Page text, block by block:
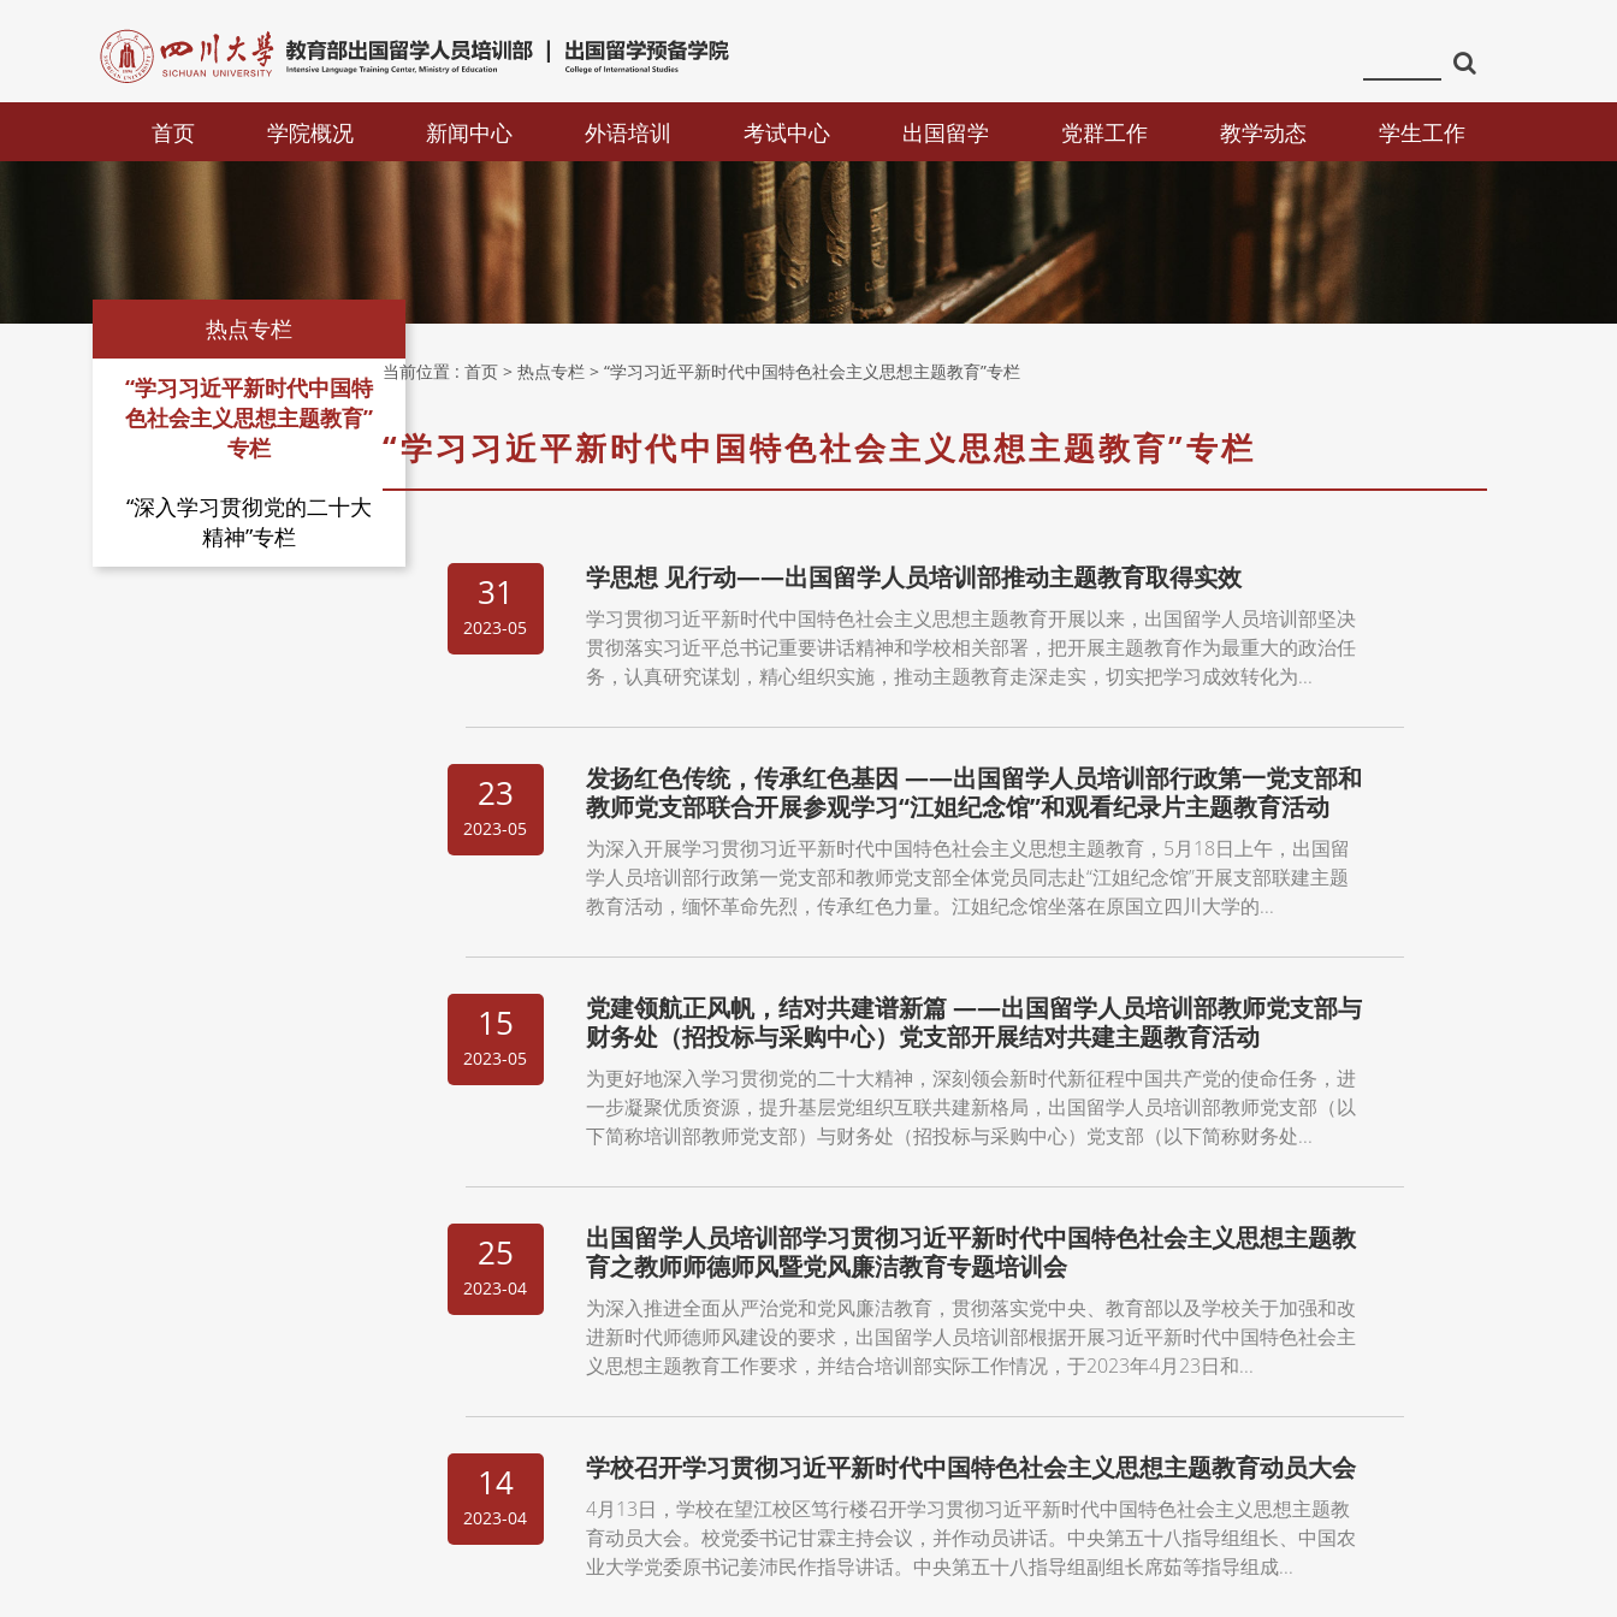
首页 学院概况 新闻中心 外语培训 考试中心 出国留学 党群工作 教学动态 学生工作
热点专栏
“学习习近平新时代中国特
色社会主义思想主题教育”
专栏
“深入学习贯彻党的二十大
精神”专栏
当前位置 : 首页 > 热点专栏 > “学习习近平新时代中国特色社会主义思想主题教育”专栏
“学习习近平新时代中国特色社会主义思想主题教育”专栏
31
2023-05
学思想 见行动——出国留学人员培训部推动主题教育取得实效
学习贯彻习近平新时代中国特色社会主义思想主题教育开展以来，出国留学人员培训部坚决
贯彻落实习近平总书记重要讲话精神和学校相关部署，把开展主题教育作为最重大的政治任
务，认真研究谋划，精心组织实施，推动主题教育走深走实，切实把学习成效转化为...
23
2023-05
发扬红色传统，传承红色基因 ——出国留学人员培训部行政第一党支部和
教师党支部联合开展参观学习“江姐纪念馆”和观看纪录片主题教育活动
为深入开展学习贯彻习近平新时代中国特色社会主义思想主题教育，5月18日上午，出国留
学人员培训部行政第一党支部和教师党支部全体党员同志赴“江姐纪念馆”开展支部联建主题
教育活动，缅怀革命先烈，传承红色力量。江姐纪念馆坐落在原国立四川大学的...
15
2023-05
党建领航正风帆，结对共建谱新篇 ——出国留学人员培训部教师党支部与
财务处（招投标与采购中心）党支部开展结对共建主题教育活动
为更好地深入学习贯彻党的二十大精神，深刻领会新时代新征程中国共产党的使命任务，进
一步凝聚优质资源，提升基层党组织互联共建新格局，出国留学人员培训部教师党支部（以
下简称培训部教师党支部）与财务处（招投标与采购中心）党支部（以下简称财务处...
25
2023-04
出国留学人员培训部学习贯彻习近平新时代中国特色社会主义思想主题教
育之教师师德师风暨党风廉洁教育专题培训会
为深入推进全面从严治党和党风廉洁教育，贯彻落实党中央、教育部以及学校关于加强和改
进新时代师德师风建设的要求，出国留学人员培训部根据开展习近平新时代中国特色社会主
义思想主题教育工作要求，并结合培训部实际工作情况，于2023年4月23日和...
14
2023-04
学校召开学习贯彻习近平新时代中国特色社会主义思想主题教育动员大会
4月13日，学校在望江校区笃行楼召开学习贯彻习近平新时代中国特色社会主义思想主题教
育动员大会。校党委书记甘霖主持会议，并作动员讲话。中央第五十八指导组组长、中国农
业大学党委原书记姜沛民作指导讲话。中央第五十八指导组副组长席茹等指导组成...